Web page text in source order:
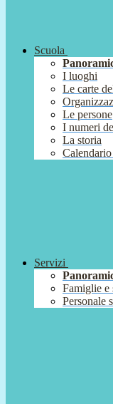
Scuola
I luoghi
Le carte
Le persone
I numeri
La storia
Servizi
Famiglie e
Personale